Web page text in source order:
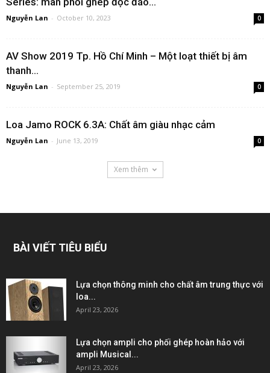
Nguyễn Lan - October 10, 2023 0
AV Show 2019 Tp. Hồ Chí Minh – Một loạt thiết bị âm
thanh...
Nguyễn Lan - September 25, 2019 0
Loa Jamo ROCK 6.3A: Chất âm giàu nhạc cảm
Nguyễn Lan - June 13, 2019 0
Xem thêm
BÀI VIẾT TIÊU BIỂU
Lựa chọn thông minh cho chất âm trung thực với
loa...
April 23, 2026
Lựa chọn ampli cho phối ghép hoàn hảo với
ampli Musical...
April 23, 2026